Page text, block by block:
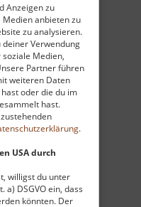
Anzeigen zu
anbieten zu
zu analysieren.
Verwendung
Medien,
Partner führen
weiteren Daten
oder die du im
hast.
.
USA durch
willigst du unter
a) DSGVO ein, dass
könnten. Der
beliebt bei
denn hier
Loipen führen
an